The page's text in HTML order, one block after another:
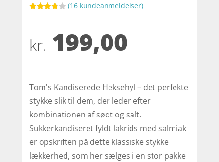
baseret
på
er
(16 kundeanmeldelser)
kr. 199,00
Tom's Kandiserede Heksehyl – det perfekte
stykke slik til dem, der leder efter
kombinationen af sødt og salt.
Sukkerkandiseret fyldt lakrids med salmiak
er opskriften på dette klassiske stykke
lækkerhed, som her sælges i en stor pakke